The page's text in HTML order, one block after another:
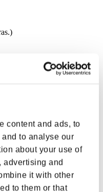
content and ads, to
to analyse our
about your use of
advertising and
it with other
to them or that